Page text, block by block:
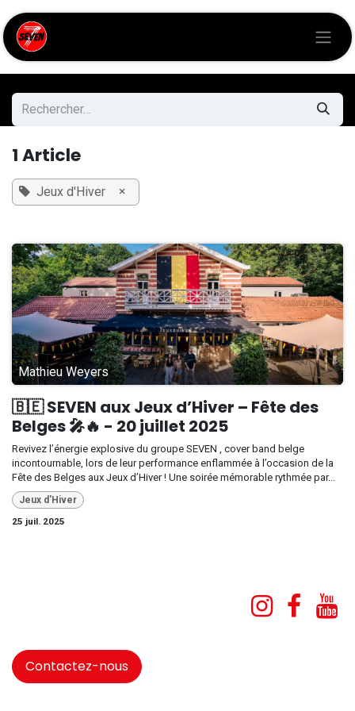
Se rendre au contenu
1 Article
Jeux d'Hiver ×
Mathieu Weyers
🇧🇪 SEVEN aux Jeux d’Hiver – Fête des
Belges 🎤🔥 - 20 juillet 2025
Revivez l’énergie explosive du groupe SEVEN , cover band belge
incontournable, lors de leur performance enflammée à l’occasion de la
Fête des Belges aux Jeux d’Hiver ! Une soirée mémorable rythmée par...
Jeux d'Hiver
25 juil. 2025
Contactez-nous